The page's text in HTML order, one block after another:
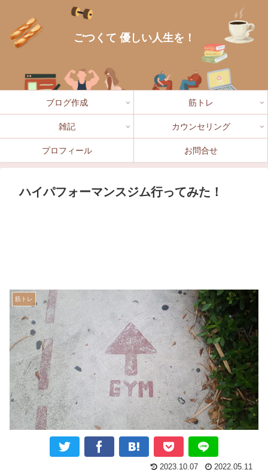
ごつくて 優しい人生を！
ブログ作成 筋トレ
雑記 カウンセリング
プロフィール お問合せ
ハイパフォーマンスジム行ってみた！
筋トレ
2023.10.07 2022.05.11